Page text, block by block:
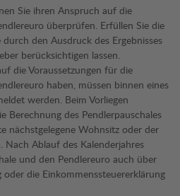
Sie ihren Anspruch auf die
überprüfen. Erfüllen Sie die
den Ausdruck des Ergebnisses
berücksichtigen lassen.
die Voraussetzungen für die
haben, müssen binnen eines
werden. Beim Vorliegen
Berechnung des Pendlerpauschales
nächstgelegene Wohnsitz oder der
Nach Ablauf des Kalenderjahres
und den Pendlereuro auch über
die Einkommenssteuererklärung